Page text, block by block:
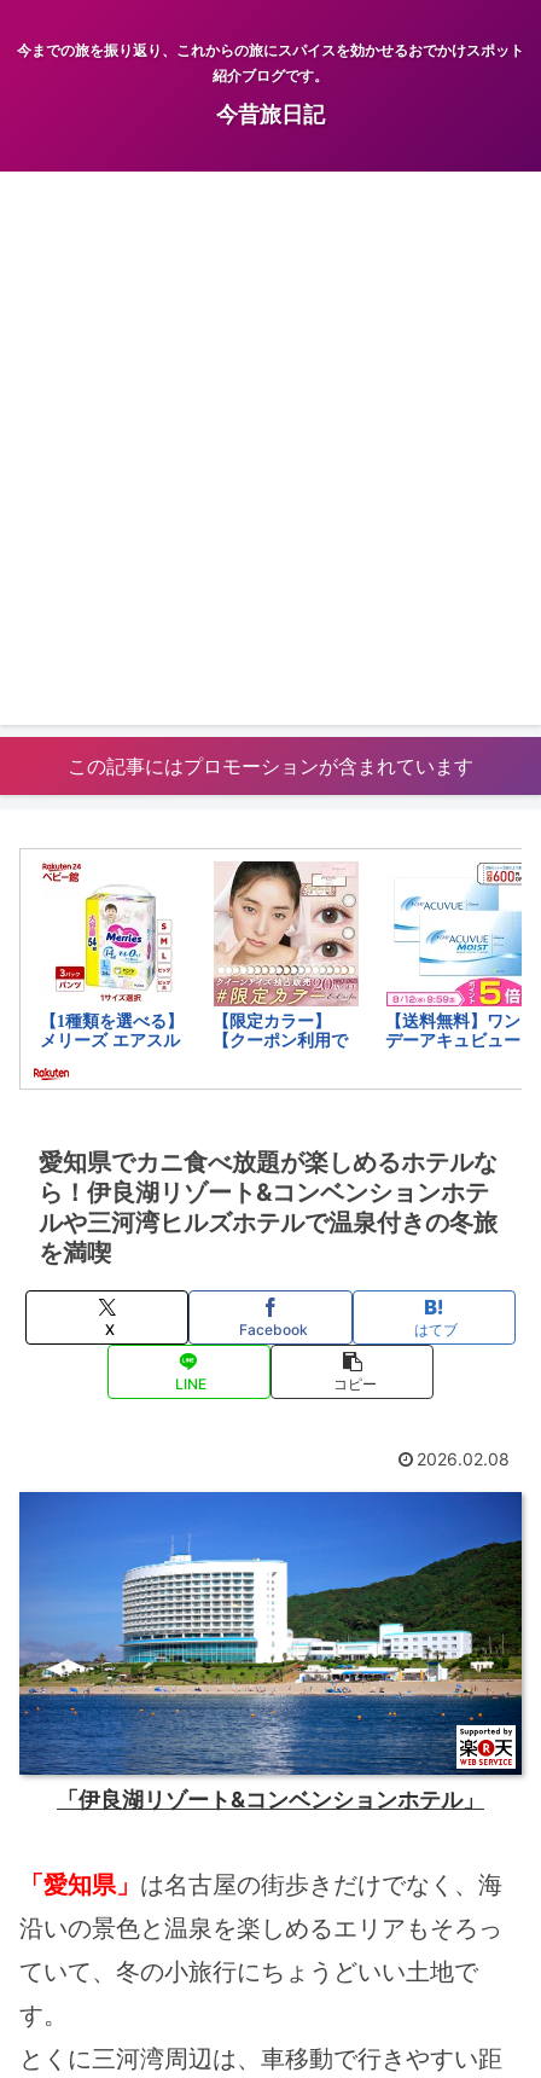
今までの旅を振り返り、これからの旅にスパイスを効かせるおでかけスポット
紹介ブログです。
今昔旅日記
この記事にはプロモーションが含まれています
愛知県でカニ食べ放題が楽しめるホテルな
ら！伊良湖リゾート&コンベンションホテ
ルや三河湾ヒルズホテルで温泉付きの冬旅
を満喫
X Facebook はてブ
LINE コピー
2026.02.08
「伊良湖リゾート&コンベンションホテル」
「愛知県」 は名古屋の街歩きだけでなく、海
沿いの景色と温泉を楽しめるエリアもそろっ
ていて、冬の小旅行にちょうどいい土地で
す。
とくに三河湾周辺は、車移動で行きやすい距